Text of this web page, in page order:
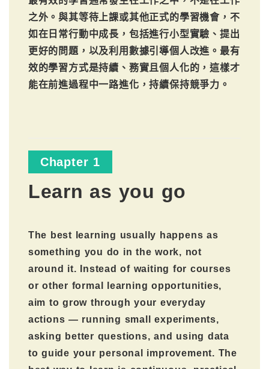
之外。與其等待上課或其他正式的學習機會，不
如在日常行動中成長，包括進行小型實驗、提出
更好的問題，以及利用數據引導個人改進。最有
效的學習方式是持續、務實且個人化的，這樣才
能在前進過程中一路進化，持續保持競爭力。
Chapter 1
Learn as you go
The best learning usually happens as
something you do in the work, not
around it. Instead of waiting for courses
or other formal learning opportunities,
aim to grow through your everyday
actions — running small experiments,
asking better questions, and using data
to guide your personal improvement. The